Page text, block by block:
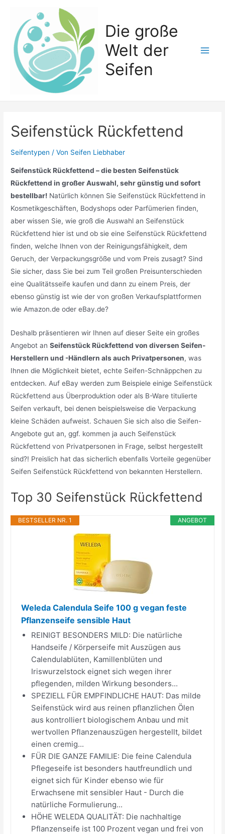
springen
Die große
Welt der
Seifen
Seifenstück Rückfettend
Seifentypen / Von Seifen Liebhaber
Seifenstück Rückfettend – die besten Seifenstück
Rückfettend in großer Auswahl, sehr günstig und sofort
bestellbar! Natürlich können Sie Seifenstück Rückfettend in
Kosmetikgeschäften, Bodyshops oder Parfümerien finden,
aber wissen Sie, wie groß die Auswahl an Seifenstück
Rückfettend hier ist und ob sie eine Seifenstück Rückfettend
finden, welche Ihnen von der Reinigungsfähigkeit, dem
Geruch, der Verpackungsgröße und vom Preis zusagt? Sind
Sie sicher, dass Sie bei zum Teil großen Preisunterschieden
eine Qualitätsseife kaufen und dann zu einem Preis, der
ebenso günstig ist wie der von großen Verkaufsplattformen
wie Amazon.de oder eBay.de?
Deshalb präsentieren wir Ihnen auf dieser Seite ein großes
Angebot anSeifenstück Rückfettend von diversen Seifen-
Herstellern und -Händlern als auch Privatpersonen, was
Ihnen die Möglichkeit bietet, echte Seifen-Schnäppchen zu
entdecken. Auf eBay werden zum Beispiele einige Seifenstück
Rückfettend aus Überproduktion oder als B-Ware titulierte
Seifen verkauft, bei denen beispielsweise die Verpackung
kleine Schäden aufweist. Schauen Sie sich also die Seifen-
Angebote gut an, ggf. kommen ja auch Seifenstück
Rückfettend von Privatpersonen in Frage, selbst hergestellt
sind?! Preislich hat das sicherlich ebenfalls Vorteile gegenüber
Seifen Seifenstück Rückfettend von bekannten Herstellern.
Top 30 Seifenstück Rückfettend
ANGEBOT
BESTSELLER NR. 1
Weleda Calendula Seife 100 g vegan feste
Pflanzenseife sensible Haut
REINIGT BESONDERS MILD: Die natürliche
Handseife / Körperseife mit Auszügen aus
Calendulablüten, Kamillenblüten und
Iriswurzelstock eignet sich wegen ihrer
pflegenden, milden Wirkung besonders...
SPEZIELL FÜR EMPFINDLICHE HAUT: Das milde
Seifenstück wird aus reinen pflanzlichen Ölen
aus kontrolliert biologischem Anbau und mit
wertvollen Pflanzenauszügen hergestellt, bildet
einen cremig...
FÜR DIE GANZE FAMILIE: Die feine Calendula
Pflegeseife ist besonders hautfreundlich und
eignet sich für Kinder ebenso wie für
Erwachsene mit sensibler Haut - Durch die
natürliche Formulierung...
HÖHE WELEDA QUALITÄT: Die nachhaltige
Pflanzenseife ist 100 Prozent vegan und frei von